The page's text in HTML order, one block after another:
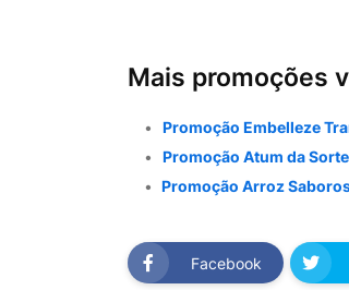
Mais promoções
Promoção Embelleze
Promoção Atum da
Promoção Arroz
Facebook